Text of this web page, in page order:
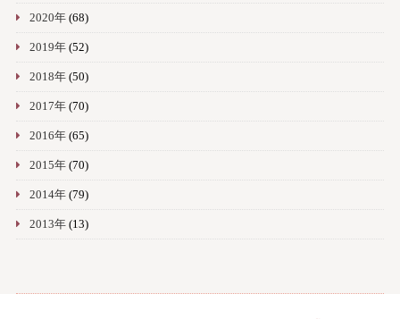
2020年(68)
2019年(52)
2018年(50)
2017年(70)
2016年(65)
2015年(70)
2014年(79)
2013年(13)